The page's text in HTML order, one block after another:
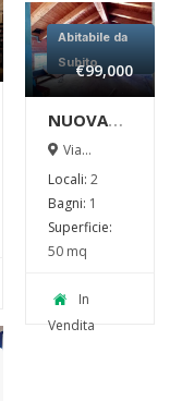
Abitabile da
Subito
€99,000
NUOVA
REALIZZAZIONE!
(TO)
Via
Locali: 2
Bagni: 1
Superficie:
50 mq
In
Vendita